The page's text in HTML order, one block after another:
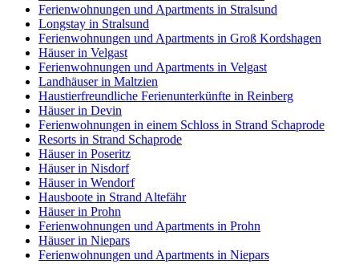
Ferienwohnungen und Apartments in Stralsund
Longstay in Stralsund
Ferienwohnungen und Apartments in Groß Kordshagen
Häuser in Velgast
Ferienwohnungen und Apartments in Velgast
Landhäuser in Maltzien
Haustierfreundliche Ferienunterkünfte in Reinberg
Häuser in Devin
Ferienwohnungen in einem Schloss in Strand Schaprode
Resorts in Strand Schaprode
Häuser in Poseritz
Häuser in Nisdorf
Häuser in Wendorf
Hausboote in Strand Altefähr
Häuser in Prohn
Ferienwohnungen und Apartments in Prohn
Häuser in Niepars
Ferienwohnungen und Apartments in Niepars